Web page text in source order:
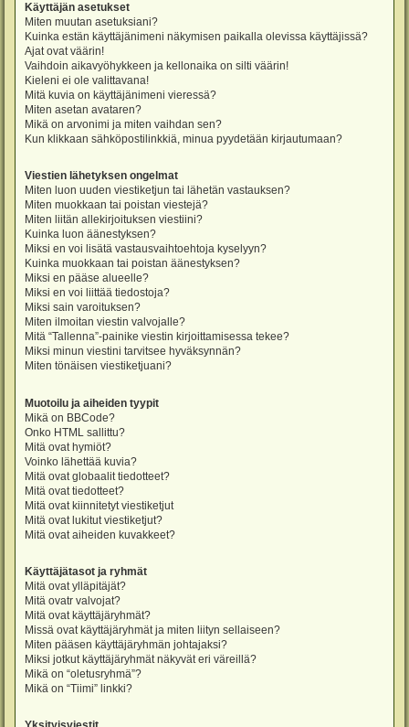
Käyttäjän asetukset
Miten muutan asetuksiani?
Kuinka estän käyttäjänimeni näkymisen paikalla olevissa käyttäjissä?
Ajat ovat väärin!
Vaihdoin aikavyöhykkeen ja kellonaika on silti väärin!
Kieleni ei ole valittavana!
Mitä kuvia on käyttäjänimeni vieressä?
Miten asetan avataren?
Mikä on arvonimi ja miten vaihdan sen?
Kun klikkaan sähköpostilinkkiä, minua pyydetään kirjautumaan?
Viestien lähetyksen ongelmat
Miten luon uuden viestiketjun tai lähetän vastauksen?
Miten muokkaan tai poistan viestejä?
Miten liitän allekirjoituksen viestiini?
Kuinka luon äänestyksen?
Miksi en voi lisätä vastausvaihtoehtoja kyselyyn?
Kuinka muokkaan tai poistan äänestyksen?
Miksi en pääse alueelle?
Miksi en voi liittää tiedostoja?
Miksi sain varoituksen?
Miten ilmoitan viestin valvojalle?
Mitä “Tallenna”-painike viestin kirjoittamisessa tekee?
Miksi minun viestini tarvitsee hyväksynnän?
Miten tönäisen viestiketjuani?
Muotoilu ja aiheiden tyypit
Mikä on BBCode?
Onko HTML sallittu?
Mitä ovat hymiöt?
Voinko lähettää kuvia?
Mitä ovat globaalit tiedotteet?
Mitä ovat tiedotteet?
Mitä ovat kiinnitetyt viestiketjut
Mitä ovat lukitut viestiketjut?
Mitä ovat aiheiden kuvakkeet?
Käyttäjätasot ja ryhmät
Mitä ovat ylläpitäjät?
Mitä ovatr valvojat?
Mitä ovat käyttäjäryhmät?
Missä ovat käyttäjäryhmät ja miten liityn sellaiseen?
Miten pääsen käyttäjäryhmän johtajaksi?
Miksi jotkut käyttäjäryhmät näkyvät eri väreillä?
Mikä on “oletusryhmä”?
Mikä on “Tiimi” linkki?